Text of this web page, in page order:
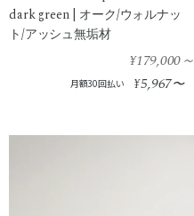
dark green | オーク/ウォルナッ
ト/アッシュ無垢材
¥179,000～
月額30回払い ¥5,967〜